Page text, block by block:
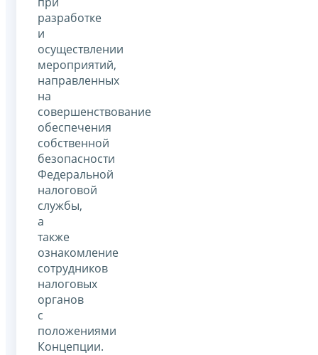
разработке
и
осуществлении
мероприятий,
направленных
на
совершенствование
обеспечения
собственной
безопасности
Федеральной
налоговой
службы,
а
также
ознакомление
сотрудников
налоговых
органов
с
положениями
Концепции.